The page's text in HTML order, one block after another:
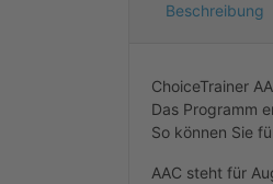
Beschreibung
ChoiceTrainer
Das Programm
So können Sie
AAC steht für